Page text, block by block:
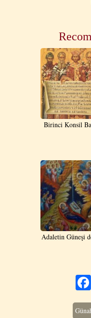
Birinci Konsil
Adaletin Güneşi